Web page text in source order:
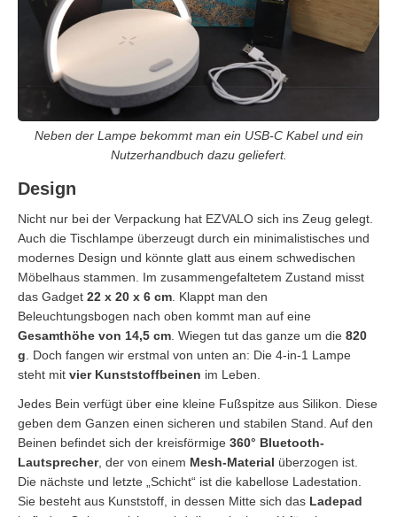
Neben der Lampe bekommt man ein USB-C Kabel und ein
Nutzerhandbuch dazu geliefert.
Design
Nicht nur bei der Verpackung hat EZVALO sich ins Zeug gelegt.
Auch die Tischlampe überzeugt durch ein minimalistisches und
modernes Design und könnte glatt aus einem schwedischen
Möbelhaus stammen. Im zusammengefaltetem Zustand misst
das Gadget 22 x 20 x 6 cm. Klappt man den
Beleuchtungsbogen nach oben kommt man auf eine
Gesamthöhe von 14,5 cm. Wiegen tut das ganze um die 820
g. Doch fangen wir erstmal von unten an: Die 4-in-1 Lampe
steht mit vier Kunststoffbeinen im Leben.
Jedes Bein verfügt über eine kleine Fußspitze aus Silikon. Diese
geben dem Ganzen einen sicheren und stabilen Stand. Auf den
Beinen befindet sich der kreisförmige 360° Bluetooth-
Lautsprecher, der von einem Mesh-Material überzogen ist.
Die nächste und letzte „Schicht“ ist die kabellose Ladestation.
Sie besteht aus Kunststoff, in dessen Mitte sich das Ladepad